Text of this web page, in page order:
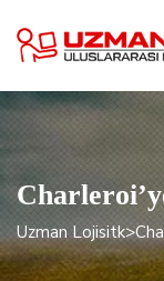
Uzman Lojisitk>